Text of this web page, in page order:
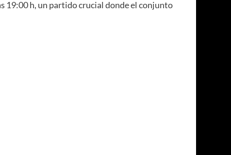
19:00 h, un partido crucial donde el conjunto